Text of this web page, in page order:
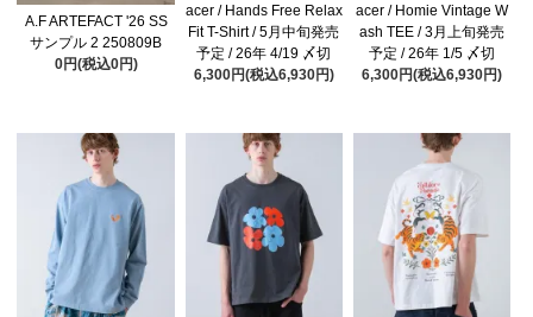
A.F ARTEFACT '26 SS
サンプル 2 250809B
0円(税込0円)
acer / Hands Free Relax
Fit T-Shirt / 5月中旬発売
予定 / 26年 4/19 〆切
6,300円(税込6,930円)
acer / Homie Vintage W
ash TEE / 3月上旬発売
予定 / 26年 1/5 〆切
6,300円(税込6,930円)